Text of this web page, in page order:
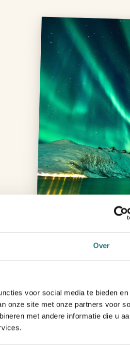
Over
voor social media te bieden en
onze site met onze partners voor
met andere informatie die u
Golden Circle
dat je niet mag overslaan
als dagtrip inplannen vanuit
je voldoende tijd om optimaal
meer afhankelijk bent van de
naar de beroemde geisers of